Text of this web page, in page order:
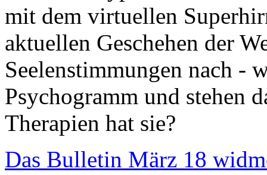
mit dem virtuellen
aktuellen Geschehen der
Seelenstimmungen nach -
Psychogramm und stehen
Therapien hat sie?
Das Bulletin März 18